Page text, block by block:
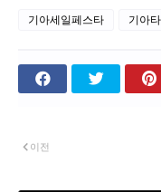
기아세일페스타 기아
이전